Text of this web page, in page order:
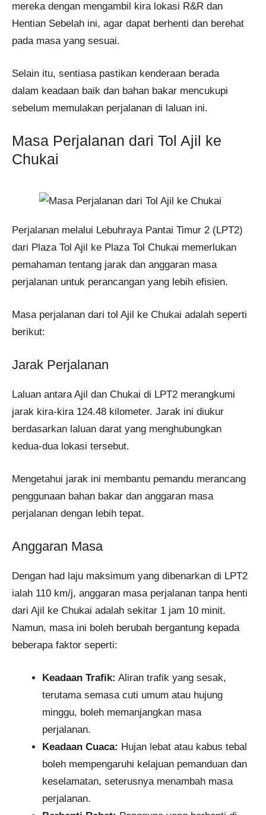
mereka dengan mengambil kira lokasi R&R dan
Hentian Sebelah ini, agar dapat berhenti dan berehat
pada masa yang sesuai.
Selain itu, sentiasa pastikan kenderaan berada
dalam keadaan baik dan bahan bakar mencukupi
sebelum memulakan perjalanan di laluan ini.
Masa Perjalanan dari Tol Ajil ke
Chukai
Perjalanan melalui Lebuhraya Pantai Timur 2 (LPT2)
dari Plaza Tol Ajil ke Plaza Tol Chukai memerlukan
pemahaman tentang jarak dan anggaran masa
perjalanan untuk perancangan yang lebih efisien.
Masa perjalanan dari tol Ajil ke Chukai adalah seperti
berikut:
Jarak Perjalanan
Laluan antara Ajil dan Chukai di LPT2 merangkumi
jarak kira-kira 124.48 kilometer. Jarak ini diukur
berdasarkan laluan darat yang menghubungkan
kedua-dua lokasi tersebut.
Mengetahui jarak ini membantu pemandu merancang
penggunaan bahan bakar dan anggaran masa
perjalanan dengan lebih tepat.
Anggaran Masa
Dengan had laju maksimum yang dibenarkan di LPT2
ialah 110 km/j, anggaran masa perjalanan tanpa henti
dari Ajil ke Chukai adalah sekitar 1 jam 10 minit.
Namun, masa ini boleh berubah bergantung kepada
beberapa faktor seperti:
Keadaan Trafik: Aliran trafik yang sesak,
terutama semasa cuti umum atau hujung
minggu, boleh memanjangkan masa
perjalanan.
Keadaan Cuaca: Hujan lebat atau kabus tebal
boleh mempengaruhi kelajuan pemanduan dan
keselamatan, seterusnya menambah masa
perjalanan.